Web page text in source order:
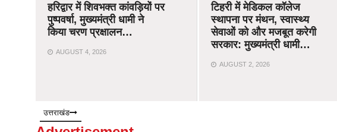
हरिद्वार में शिवभक्त कांवड़ियों पर
पुष्पवर्षा, मुख्यमंत्री धामी ने
किया चरण प्रक्षालन…
AUGUST 4, 2026
टिहरी में मेडिकल कॉलेज
स्थापना पर मंथन, स्वास्थ्य
सेवाओं को और मजबूत करेगी
सरकार: मुख्यमंत्री धामी…
AUGUST 2, 2026
उत्तराखंड